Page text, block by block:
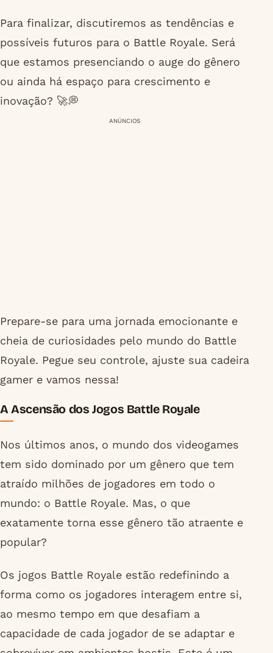
Para finalizar, discutiremos as tendências e
possíveis futuros para o Battle Royale. Será
que estamos presenciando o auge do gênero
ou ainda há espaço para crescimento e
inovação? 🚀💭
ANÚNCIOS
Prepare-se para uma jornada emocionante e
cheia de curiosidades pelo mundo do Battle
Royale. Pegue seu controle, ajuste sua cadeira
gamer e vamos nessa!
A Ascensão dos Jogos Battle Royale
Nos últimos anos, o mundo dos videogames
tem sido dominado por um gênero que tem
atraído milhões de jogadores em todo o
mundo: o Battle Royale. Mas, o que
exatamente torna esse gênero tão atraente e
popular?
Os jogos Battle Royale estão redefinindo a
forma como os jogadores interagem entre si,
ao mesmo tempo em que desafiam a
capacidade de cada jogador de se adaptar e